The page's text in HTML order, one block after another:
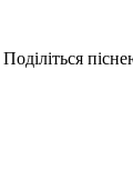
Поділіться